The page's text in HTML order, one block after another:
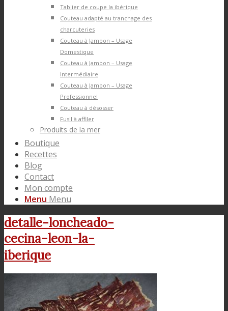
Tablier de coupe la ibérique
Couteau adapté au tranchage des
charcuteries
Couteau à Jambon – Usage
Domestique
Couteau à Jambon – Usage
Intermédiaire
Couteau à Jambon – Usage
Professionnel
Couteau à désosser
Fusil à affiler
Produits de la mer
Boutique
Recettes
Blog
Contact
Mon compte
Menu Menu
detalle-loncheado-
cecina-leon-la-
iberique